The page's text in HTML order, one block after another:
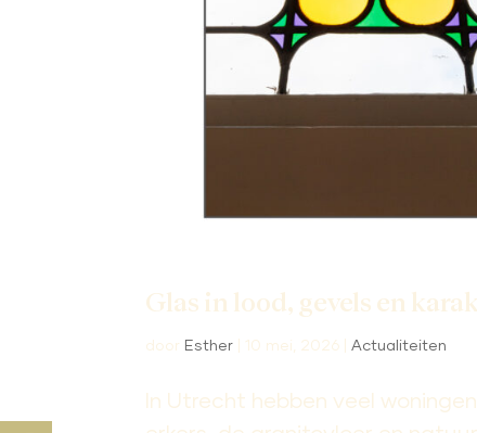
Glas in lood, gevels en
door Esther 10 mei, 2026 |Actualiteiten
In Utrecht hebben veel